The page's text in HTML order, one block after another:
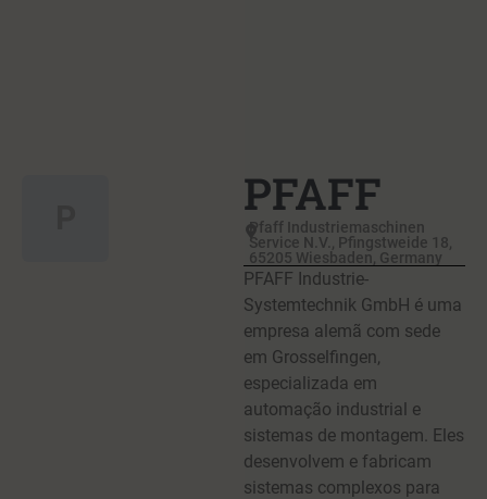
PFAFF
Pfaff Industriemaschinen
Service N.V., Pfingstweide 18,
65205 Wiesbaden, Germany
PFAFF Industrie-
Systemtechnik GmbH é uma
empresa alemã com sede
em Grosselfingen,
especializada em
automação industrial e
sistemas de montagem. Eles
desenvolvem e fabricam
sistemas complexos para